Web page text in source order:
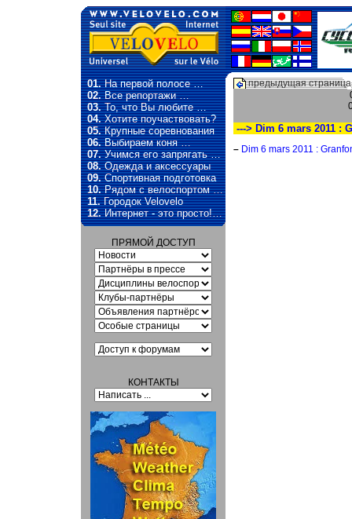
01.На первой полосе …
02.Все репортажи …
03.То, что Вы любите …
04.Хотите поучаствовать?
05.Крупные соревнования
06.Выбираем коня …
07.Учимся его запрягать …
08.Одежда и аксессуары
09.Спортивная подготовка
10.Рядом с велоспортом …
11.Городок Velovelo
12.Интернет - это просто!…
ПРЯМОЙ ДОСТУП
КОНТАКТЫ
предыдущая страница
---> Dim 6 mars 2011 :
– Dim 6 mars 2011 :